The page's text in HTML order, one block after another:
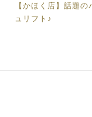
【かほく店】話題
ュリフト♪